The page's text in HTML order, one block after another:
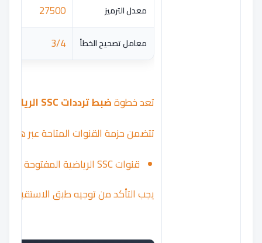
معدل الترميز 27500
معامل تصحيح الخطأ 3/4
تعد خطوةضبط ترددات SSC الرياضية
تتضمن حزمة القنوات المتاحة عبر هذه
قنوات SSC الرياضية المفتوحة (SD)، قنوات SSC الرياضية المشفرة (HD)، القنوات الرياضية المتخصصة في التغطيات التحليلية، قنوات نقل الأحداث الرياضية الدولية.
يجب التأكد من توجيه طبق